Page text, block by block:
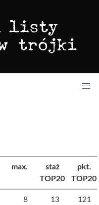
max.
staż
TOP20
pkt.
TOP20
8 13 121